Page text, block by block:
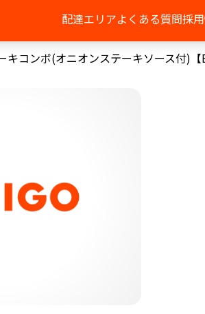
配達エリアよくある質問採
コンボ(オニオンステーキソース付)【